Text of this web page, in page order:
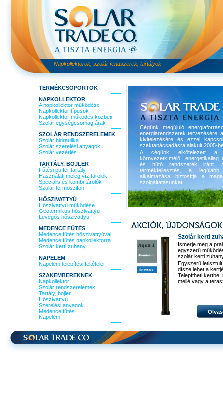
Napkollektorok, szolár rendszerek, tartályok
TERMÉKCSOPORTOK
NAPKOLLEKTOR
A napkollektor működése
Napkollektor típusok
Napkollektor működés közben
Szolár egységcsomag árak
SZOLÁR RENDSZERELEMEK
Szolár hidraulika
Szolár szerelési anyagok
Szolár vezérlés
TARTÁLY, BOJLER
Fűtési puffer tartály
Használati meleg víz tárolók
Speciális és kombi tárolók
Szolár termoszifon
HŐSZIVATTYÚ
Hőszivattyú működése
Geotermikus hőszivattyú
Levegős hőszivattyú
MEDENCE FŰTÉS
Medence fűtés hőszivattyúval
Medence fűtés napkollektorral
Szolár kerti zuhany
NAPELEM
Napelem telepítési feltételei
SZAKEMBEREKNEK
Napkollektor
Szolár rendszerelemek
Tartály, bojler
Hőszivattyú
Szerelési anyagok
Medence fűtés
Napelem
Cégünk megújuló
energiarendszerek tervezésére,
kivitelezésére és ezzel
szaktanácsadásra alakult 2005-
A cégünk elkötelezett a
környezetkímélő, energetikailag
és hűtő rendszerek iránt.
termékfejlesztés, a legújabb
alkalmazása biztosítja a
szolgáltatásunkat.
Szolár kerti
Ismerje meg a
egyszerű
szolár kerti
Egyszerű
dísze lehet a
Telepítheti kertbe,
mellé vagy a